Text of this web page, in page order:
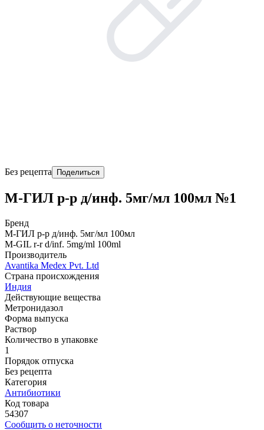
Без рецепта Поделиться
М-ГИЛ р-р д/инф. 5мг/мл 100мл №1
Бренд
М-ГИЛ р-р д/инф. 5мг/мл 100мл
M-GIL r-r d/inf. 5mg/ml 100ml
Производитель
Avantika Medex Pvt. Ltd
Страна происхождения
Индия
Действующие вещества
Метронидазол
Форма выпуска
Раствор
Количество в упаковке
1
Порядок отпуска
Без рецепта
Категория
Антибиотики
Код товара
54307
Сообщить о неточности